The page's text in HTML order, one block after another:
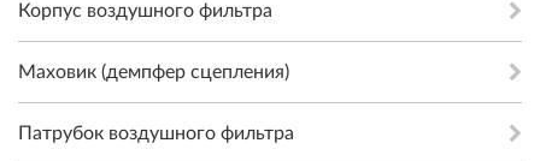
Корпус воздушного фильтра
Маховик (демпфер сцепления)
Патрубок воздушного фильтра